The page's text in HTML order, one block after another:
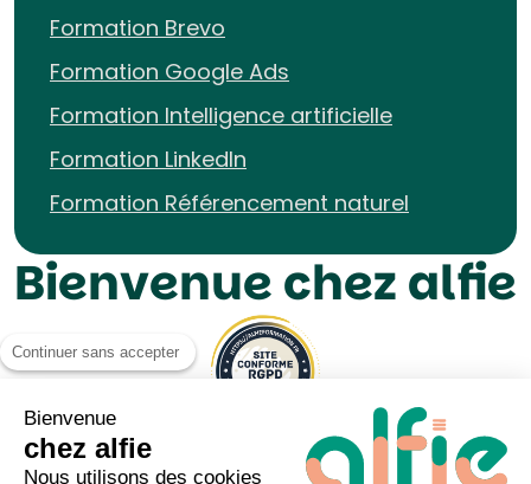
Formation Brevo
Formation Google Ads
Formation Intelligence artificielle
Formation LinkedIn
Formation Référencement naturel
Bienvenue chez alfie
Continuer sans accepter
Bienvenue
chez alfie
Nous utilisons des cookies